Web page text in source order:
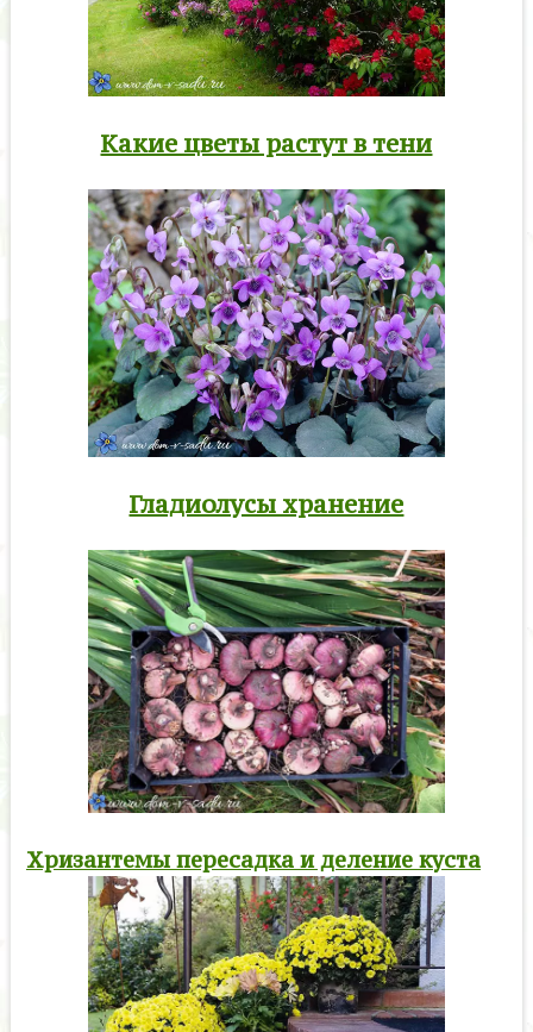
Какие цветы растут в тени
Гладиолусы хранение
Хризантемы пересадка и деление куста